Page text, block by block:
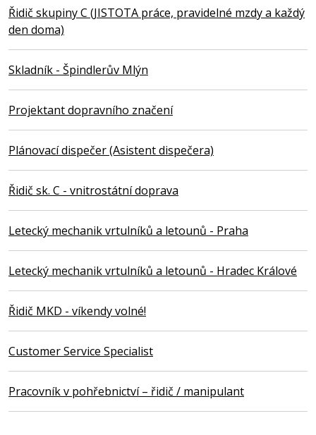
Řidič skupiny C (JISTOTA práce, pravidelné mzdy a každý
den doma)
Skladník - Špindlerův Mlýn
Projektant dopravního značení
Plánovací dispečer (Asistent dispečera)
Řidič sk. C - vnitrostátní doprava
Letecký mechanik vrtulníků a letounů - Praha
Letecký mechanik vrtulníků a letounů - Hradec Králové
Řidič MKD - víkendy volné!
Customer Service Specialist
Pracovník v pohřebnictví – řidič / manipulant